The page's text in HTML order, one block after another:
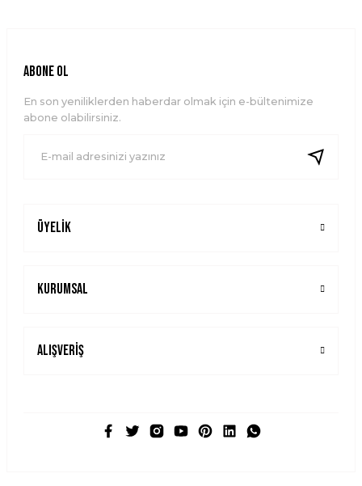
Ürün resmi kalitesiz, bozuk veya görüntülenemiyor.
Ürün bilgilerinde hatalar bulunuyor.
Bu ürüne benzer farklı alternatifler olmalı.
Üyelik
Kurumsal
Alışveriş
ABONE OL
En son yeniliklerden haberdar olmak için e-bültenimize
abone olabilirsiniz.